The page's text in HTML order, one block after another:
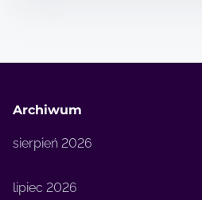
Archiwum
sierpień 2026
lipiec 2026